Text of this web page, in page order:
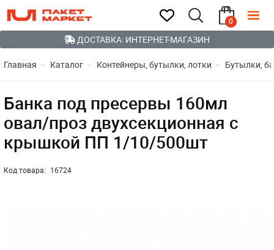
0
ДОСТАВКА: ИНТЕРНЕТ-МАГАЗИН
Главная Каталог Контейнеры, бутылки, лотки Бутылки,
Банка под пресервы 160мл
овал/проз двухсекционная с
крышкой ПП 1/10/500шт
Код товара: 16724